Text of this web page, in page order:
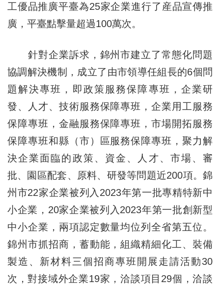
工優品推廣平臺為25家企業進行了産品宣傳推
廣，平臺點擊量超過100萬次。
針對企業訴求，錦州市建立了常態化問題
協調解決機制，成立了由市領導任組長的6個問
題解決專班，即政策服務保障專班，企業研
發、人才、技術服務保障專班，企業用工服務
保障專班，金融服務保障專班，市場開拓服務
保障專班和縣（市）區服務保障專班，聚力解
決企業面臨的政策、資金、人才、市場、審
批、園區配套、原料、研發等問題近200項。錦
州市22家企業被列入2023年第一批專精特新中
小企業，20家企業被列入2023年第一批創新型
中小企業，兩項認定數量均位列全省第五位。
錦州市抓招商，蓄動能，組織精細化工、裝備
製造、新材料三個招商專班開展走請活動30
次，對接域外企業19家，洽談項目29個，洽談